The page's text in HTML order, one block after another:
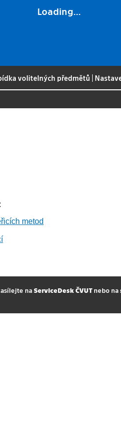
Loading...
volitelných předmětů
metod
naServiceDesk ČVUTnebo na